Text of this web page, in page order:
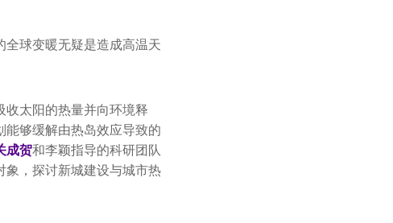
全球变暖无疑是造成高温天
收太阳的热量并向环境释
能够缓解由热岛效应导致的
成贺和李颖指导的科研团队
象，探讨新城建设与城市热